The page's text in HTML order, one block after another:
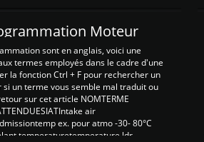
Moteur
sont en anglais, voici une
termes employés dans le cadre d'une
la fonction Ctrl + F pour rechercher un
un terme vous semble mal traduit ou
sur cet article NOMTERME
air
ex. pour atmo -30- 80°C
temperaturetemperature ldr